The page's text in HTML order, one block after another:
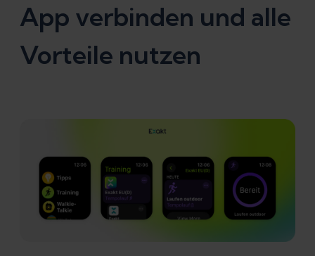
App verbinden und alle
Vorteile nutzen